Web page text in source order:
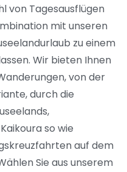
von Tagesausflügen
mit unseren
zu einem
Wir bieten Ihnen
von der
durch die
so wie
auf dem
Sie aus unserem